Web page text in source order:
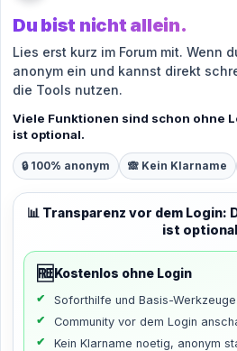
Du bist nicht allein.
Lies erst kurz im Forum mit. Wenn
anonym ein und kannst direkt
die Tools nutzen.
Viele Funktionen sind schon ohne
ist optional.
🔒 100% anonym 🙈 Kein Klarname
📊 Transparenz vor dem Login:
ist
🆓 Kostenlos ohne Login
Soforthilfe und Basis-
Community vor dem Login
Kein Klarname noetig, anonym